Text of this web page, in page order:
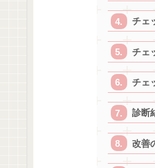
チェ
チェ
チェ
診断
改善